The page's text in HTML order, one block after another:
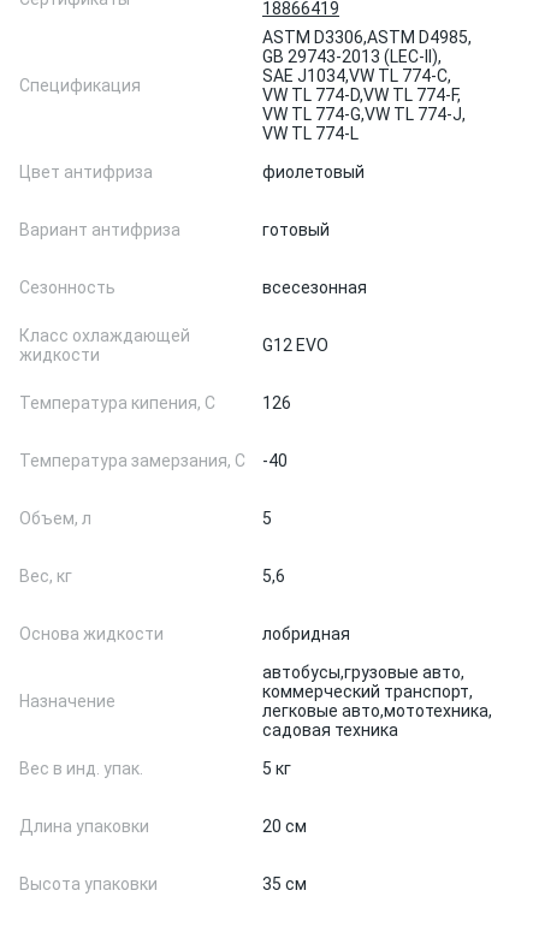
18866419
Спецификация
ASTM D3306,ASTM D4985,
GB 29743-2013 (LEC-II),
SAE J1034,VW TL 774-C,
VW TL 774-D,VW TL 774-F,
VW TL 774-G,VW TL 774-J,
VW TL 774-L
Цвет антифриза
фиолетовый
Вариант антифриза готовый
Сезонность всесезонная
Класс охлаждающей
жидкости
G12 EVO
Температура кипения, С 126
Температура замерзания, С -40
Объем, л 5
Вес, кг 5,6
Основа жидкости лобридная
Назначение
автобусы,грузовые авто,
коммерческий транспорт,
легковые авто,мототехника,
садовая техника
Вес в инд. упак.
5 кг
Длина упаковки 20 см
Высота упаковки 35 см